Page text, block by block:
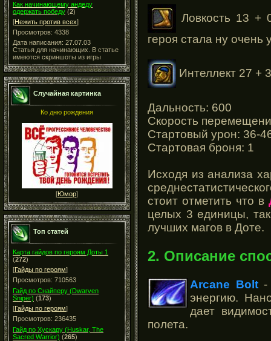
Как начинающему андеду
одержать победу (2)
[Нежить против всех]
Просмотров: 4338
Дата написания: 27.07.03
Статья для начинающих. В статье
имеются скриншоты из игры
Случайная картинка
Ко дню рождения
[Юмор]
Топ статей
Карта гайдов по героям Доты 1
(272)
[Гайды по героям]
Просмотров: 710563
Гайд по Снайперу (Dwarven
Sniper) (173)
[Гайды по героям]
Просмотров: 236435
Гайд по Хускару (Huskar, The
Sacred Warrior) (265)
Ловкость 13 +
героя стала ну очень
Интеллект 27 +
Дальность: 600
Скорость
Стартовый урон: 36-
Стартовая броня: 1
Исходя из анализа
стоит отметить что в
целых 3 единицы,
лучших магов в Доте.
2. Описание
Arcane Bolt
энергию.
дает
полета.